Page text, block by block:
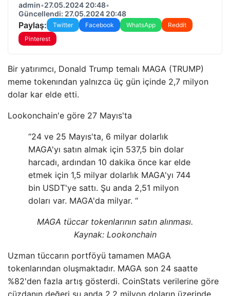
admin•27.05.2024 20:48•
Güncellendi: 27.05.2024 20:48
Paylaş: Twitter Facebook WhatsApp
Reddit
Pinterest
Bir yatırımcı, Donald Trump temalı MAGA (TRUMP)
meme tokenından yalnızca üç gün içinde 2,7 milyon
dolar kar elde etti.
Lookonchain'e göre 27 Mayıs'ta
“24 ve 25 Mayıs'ta, 6 milyar dolarlık
MAGA'yı satın almak için 537,5 bin dolar
harcadı, ardından 10 dakika önce kar elde
etmek için 1,5 milyar dolarlık MAGA'yı 744
bin USDT'ye sattı. Şu anda 2,51 milyon
doları var. MAGA'da milyar. “
MAGA tüccar tokenlarının satın alınması.
Kaynak: Lookonchain
Uzman tüccarın portföyü tamamen MAGA
tokenlarından oluşmaktadır. MAGA son 24 saatte
%82'den fazla artış gösterdi. CoinStats verilerine göre
cüzdanın değeri şu anda 2,2 milyon doların üzerinde